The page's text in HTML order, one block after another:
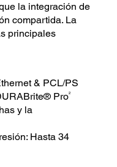
la integración de
compartida. La
principales
& PCL/PS
Pro2
y la
Hasta 34